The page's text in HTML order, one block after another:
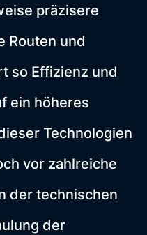
präzisere
Routen und
so Effizienz und
ein höheres
Technologien
vor zahlreiche
der technischen
der